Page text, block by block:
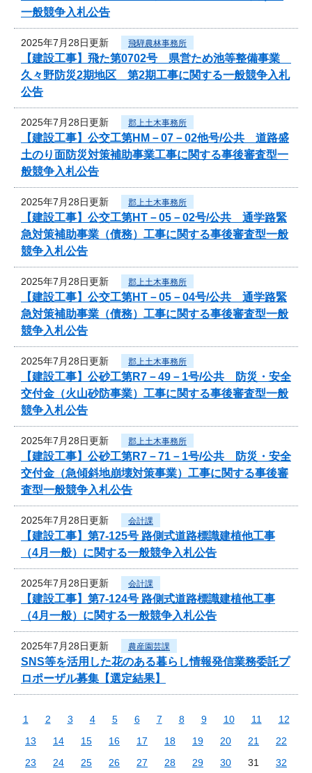
一般競争入札公告
2025年7月28日更新 飛騨農林事務所
【建設工事】飛た第0702号 県営ため池等整備事業
久々野防災2期地区 第2期工事に関する一般競争入札
公告
2025年7月28日更新 郡上土木事務所
【建設工事】公交工第HM－07－02他号/公共 道路盛
土のり面防災対策補助事業工事に関する事後審査型一
般競争入札公告
2025年7月28日更新 郡上土木事務所
【建設工事】公交工第HT－05－02号/公共 通学路緊
急対策補助事業（債務）工事に関する事後審査型一般
競争入札公告
2025年7月28日更新 郡上土木事務所
【建設工事】公交工第HT－05－04号/公共 通学路緊
急対策補助事業（債務）工事に関する事後審査型一般
競争入札公告
2025年7月28日更新 郡上土木事務所
【建設工事】公砂工第R7－49－1号/公共 防災・安全
交付金（火山砂防事業）工事に関する事後審査型一般
競争入札公告
2025年7月28日更新 郡上土木事務所
【建設工事】公砂工第R7－71－1号/公共 防災・安全
交付金（急傾斜地崩壊対策事業）工事に関する事後審
査型一般競争入札公告
2025年7月28日更新 会計課
【建設工事】第7-125号 路側式道路標識建植他工事
（4月一般）に関する一般競争入札公告
2025年7月28日更新 会計課
【建設工事】第7-124号 路側式道路標識建植他工事
（4月一般）に関する一般競争入札公告
2025年7月28日更新 農産園芸課
SNS等を活用した花のある暮らし情報発信業務委託プ
ロポーザル募集【選定結果】
1 2 3 4 5 6 7 8 9 10 11
12
13
14 15 16 17 18 19 20 21
22
23
24 25 26 27 28 29 30 31
32